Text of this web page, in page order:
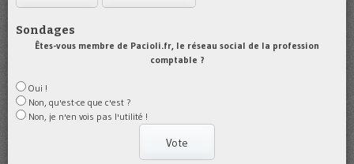
Sondages
Êtes-vous membre de Pacioli.fr, le réseau social de la profession
comptable ?
Oui !
Non, qu'est-ce que c'est ?
Non, je n'en vois pas l'utilité !